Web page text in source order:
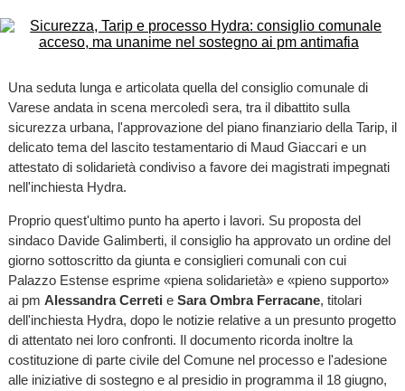
Una seduta lunga e articolata quella del consiglio comunale di
Varese andata in scena mercoledì sera, tra il dibattito sulla
sicurezza urbana, l'approvazione del piano finanziario della Tarip, il
delicato tema del lascito testamentario di Maud Giaccari e un
attestato di solidarietà condiviso a favore dei magistrati impegnati
nell'inchiesta Hydra.
Proprio quest'ultimo punto ha aperto i lavori. Su proposta del
sindaco Davide Galimberti, il consiglio ha approvato un ordine del
giorno sottoscritto da giunta e consiglieri comunali con cui
Palazzo Estense esprime «piena solidarietà» e «pieno supporto»
ai pm Alessandra Cerreti e Sara Ombra Ferracane, titolari
dell'inchiesta Hydra, dopo le notizie relative a un presunto progetto
di attentato nei loro confronti. Il documento ricorda inoltre la
costituzione di parte civile del Comune nel processo e l'adesione
alle iniziative di sostegno e al presidio in programma il 18 giugno,